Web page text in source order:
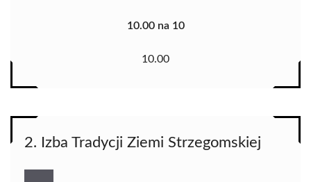
10.00 na 10
10.00
2. Izba Tradycji Ziemi Strzegomskiej